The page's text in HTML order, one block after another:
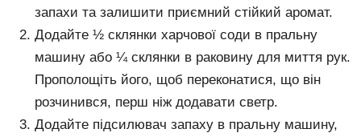
запахи та залишити приємний стійкий аромат.
Додайте ½ склянки харчової соди в пральну
машину або ¼ склянки в раковину для миття рук.
Прополощіть його, щоб переконатися, що він
розчинився, перш ніж додавати светр.
Додайте підсилювач запаху в пральну машину,